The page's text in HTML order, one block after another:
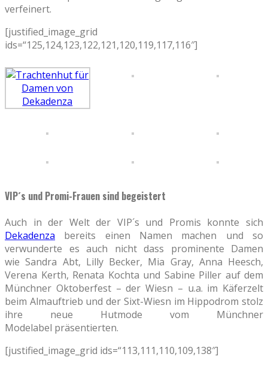
verfeinert.
[justified_image_grid
ids=“125,124,123,122,121,120,119,117,116″]
VIP´s und Promi-Frauen sind begeistert
Auch in der Welt der VIP´s und Promis konnte sich
Dekadenza bereits einen Namen machen und so
verwunderte es auch nicht dass prominente Damen
wie Sandra Abt, Lilly Becker, Mia Gray, Anna Heesch,
Verena Kerth, Renata Kochta und Sabine Piller auf dem
Münchner Oktoberfest – der Wiesn – u.a. im Käferzelt
beim Almauftrieb und der Sixt-Wiesn im Hippodrom stolz
ihre neue Hutmode vom Münchner
Modelabel präsentierten.
[justified_image_grid ids=“113,111,110,109,138″]